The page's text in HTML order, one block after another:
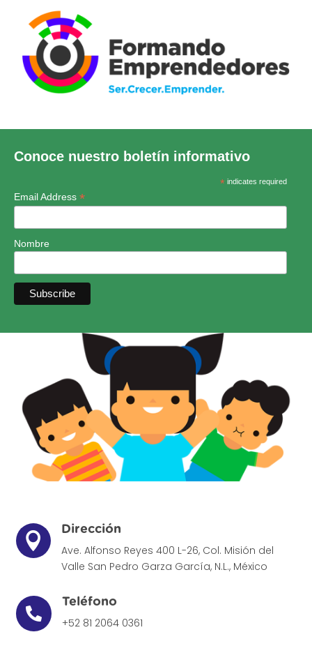
Conoce nuestro boletín informativo
*indicates required
Email Address *
Nombre

Dirección
Ave. Alfonso Reyes 400 L-26, Col. Misión del
Valle San Pedro Garza García, N.L., México

Teléfono
+52 81 2064 0361